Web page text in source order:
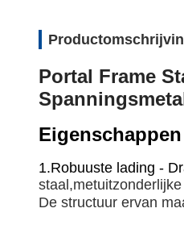
Portal Frame
1.Robuuste lading -
staal,met
De structuur ervan